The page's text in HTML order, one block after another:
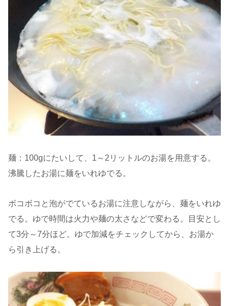
麺：100gにたいして、1～2リットルのお湯を用意する。
沸騰したお湯に麺をいれゆでる。
ボコボコと泡がでているお湯に注意しながら、麺をいれゆ
でる。ゆで時間は火力や麺の太さなどで変わる。目安とし
て3分～7分ほど。ゆで加減をチェックしてから、お湯か
ら引き上げる。